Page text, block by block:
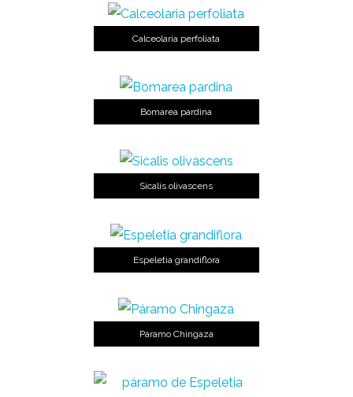
Calceolaria perfoliata
Bomarea pardina
Sicalis olivascens
Espeletia grandiflora
Páramo Chingaza